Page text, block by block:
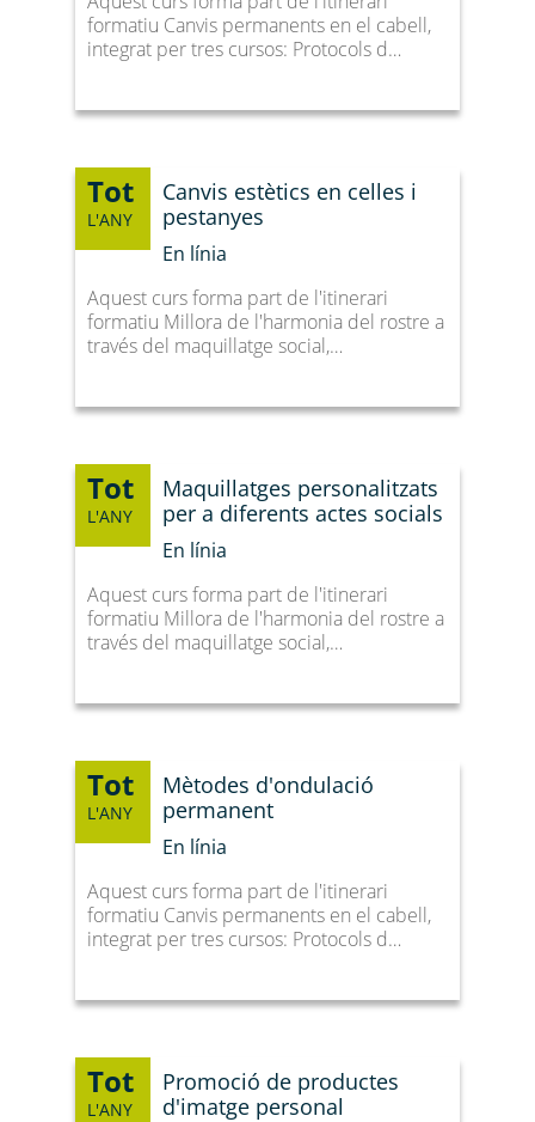
formatiu Canvis permanents en el cabell,
integrat per tres cursos: Protocols d…
Tot
L'ANY
Canvis estètics en celles i
pestanyes
En línia
Aquest curs forma part de l'itinerari
formatiu Millora de l'harmonia del rostre a
través del maquillatge social,…
Tot
L'ANY
Maquillatges personalitzats
per a diferents actes socials
En línia
Aquest curs forma part de l'itinerari
formatiu Millora de l'harmonia del rostre a
través del maquillatge social,…
Tot
L'ANY
Mètodes d'ondulació
permanent
En línia
Aquest curs forma part de l'itinerari
formatiu Canvis permanents en el cabell,
integrat per tres cursos: Protocols d…
Tot
L'ANY
Promoció de productes
d'imatge personal